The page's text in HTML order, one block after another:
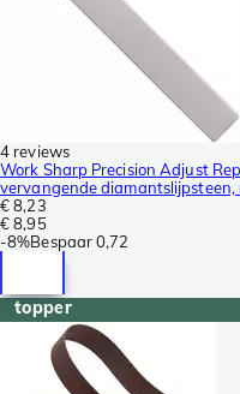
4 reviews
Work Sharp Precision Adjust
vervangende
€ 8,23
€ 8,95
-8%Bespaar0,72
topper